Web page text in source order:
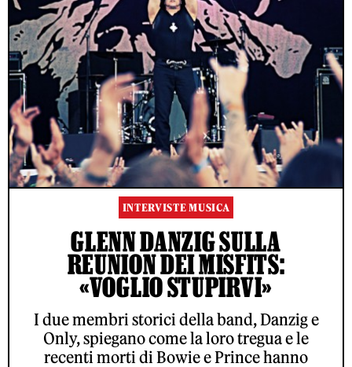
INTERVISTE MUSICA
GLENN DANZIG SULLA
REUNION DEI MISFITS:
«VOGLIO STUPIRVI»
I due membri storici della band, Danzig e
Only, spiegano come la loro tregua e le
recenti morti di Bowie e Prince hanno